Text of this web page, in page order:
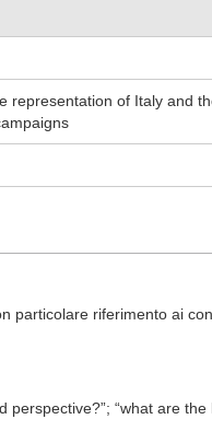
representation of Italy and
particolare riferimento ai
perspective?”; “what are the